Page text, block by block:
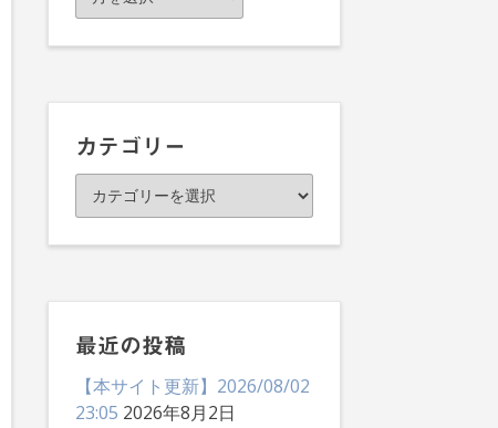
別
ア
ブ
カテゴリー
テ
ゴ
最近の投稿
【本サイト更新】2026/08/02
23:05 2026年8月2日